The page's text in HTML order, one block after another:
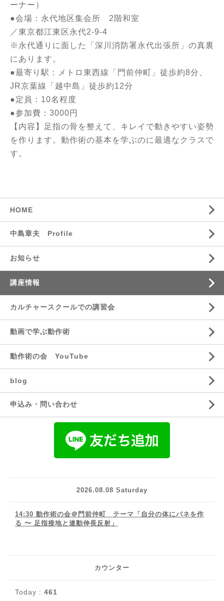
ーナー）
●会場：永代地区集会所 2階和室
／東京都江東区永代2-9-4
※永代通りに面した「深川消防署永代出張所」の真裏
にあります。
●最寄り駅：メトロ東西線「門前仲町」徒歩約8分、
JR京葉線「越中島」徒歩約12分
●定員：10名程度
●参加費：3000円
【内容】足指の骨を整えて、キレイで動きやすい姿勢
を作ります。動作術の基本を学ぶのに最適なクラスで
す。
HOME
中島章夫 Profile
お知らせ
講座情報
カルチャースクールでの講習会
動画で学ぶ動作術
動作術の会 YouTube
blog
申込み・問い合わせ
2026.08.08 Saturday
14:30 動作術の会＠門前仲町 テーマ「自分の体にバネを作
る 〜 足指接地と連動伸長反射」
カウンター
Today : 461